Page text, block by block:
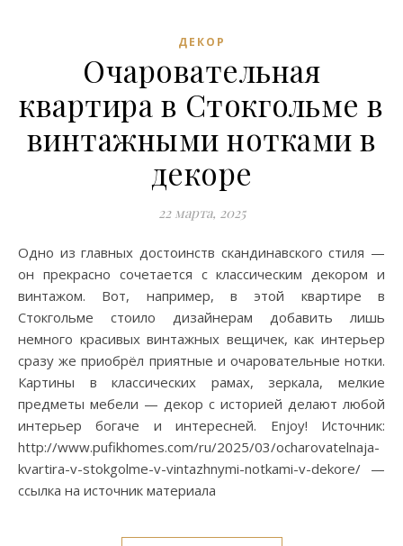
ДЕКОР
Очаровательная
квартира в Стокгольме в
винтажными нотками в
декоре
22 марта, 2025
Одно из главных достоинств скандинавского стиля —
он прекрасно сочетается с классическим декором и
винтажом. Вот, например, в этой квартире в
Стокгольме стоило дизайнерам добавить лишь
немного красивых винтажных вещичек, как интерьер
сразу же приобрёл приятные и очаровательные нотки.
Картины в классических рамах, зеркала, мелкие
предметы мебели — декор с историей делают любой
интерьер богаче и интересней. Enjoy! Источник:
http://www.pufikhomes.com/ru/2025/03/ocharovatelnaja-
kvartira-v-stokgolme-v-vintazhnymi-notkami-v-dekore/ —
ссылка на источник материала